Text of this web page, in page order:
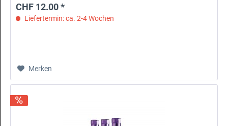
CHF 12.00 *
Liefertermin: ca. 2-4 Wochen
Merken